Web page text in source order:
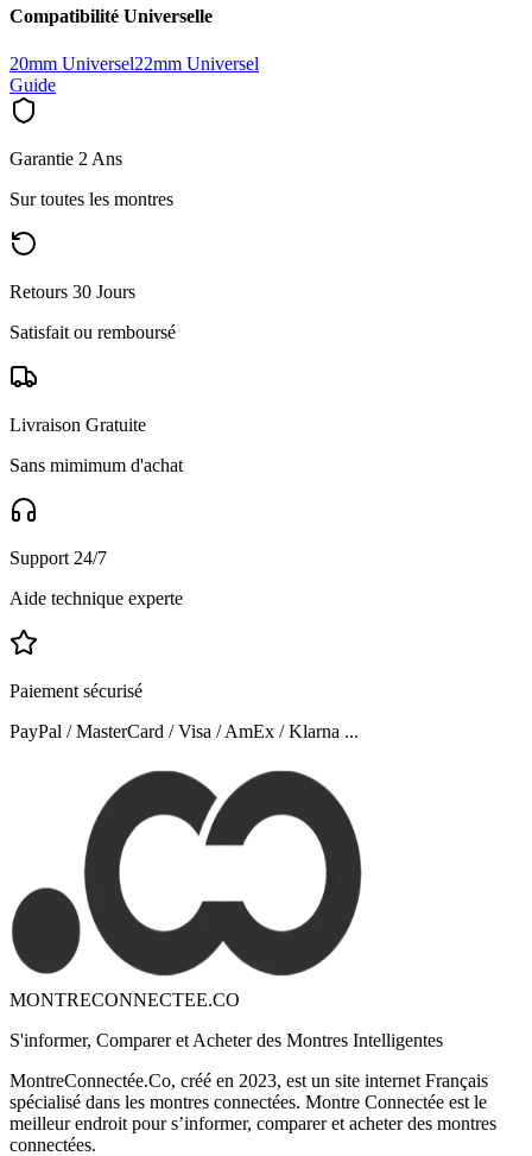
Compatibilité Universelle
20mm Universel22mm Universel
Guide
Garantie 2 Ans
Sur toutes les montres
Retours 30 Jours
Satisfait ou remboursé
Livraison Gratuite
Sans mimimum d'achat
Support 24/7
Aide technique experte
Paiement sécurisé
PayPal / MasterCard / Visa / AmEx / Klarna ...
MONTRECONNECTEE.CO
S'informer, Comparer et Acheter des Montres Intelligentes
MontreConnectée.Co, créé en 2023, est un site internet Français
spécialisé dans les montres connectées. Montre Connectée est le
meilleur endroit pour s’informer, comparer et acheter des montres
connectées.